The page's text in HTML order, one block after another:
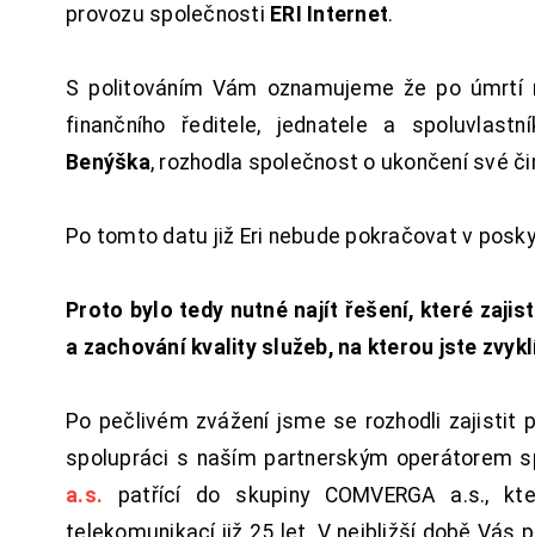
provozu společnosti ERI Internet.
S politováním Vám oznamujeme že po úmrtí
finančního ředitele, jednatele a
Benýška, rozhodla společnost o ukončení své
Po tomto datu již Eri nebude pokračovat v
Proto bylo tedy nutné najít řešení, které
a zachování kvality služeb, na kterou jste
Po pečlivém zvážení jsme se rozhodli zajistit
spolupráci s naším partnerským operátorem
a.s. patřící do skupiny COMVERGA a.s.,
telekomunikací již 25 let. V nejbližší době Vás